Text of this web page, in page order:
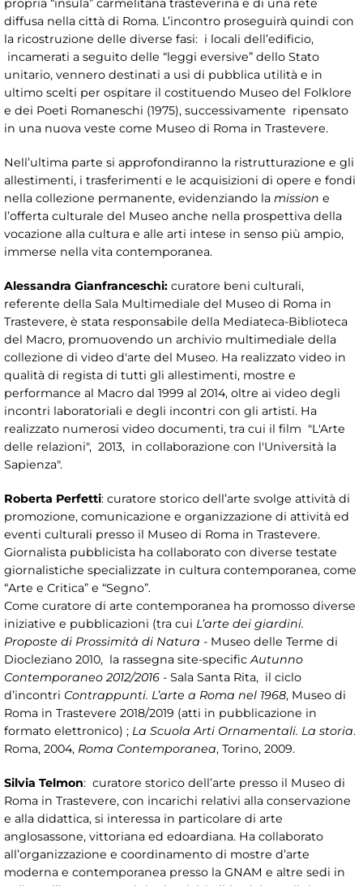
propria “insula” carmelitana trasteverina e di una rete
diffusa nella città di Roma. L’incontro proseguirà quindi con
la ricostruzione delle diverse fasi: i locali dell’edificio,
incamerati a seguito delle “leggi eversive” dello Stato
unitario, vennero destinati a usi di pubblica utilità e in
ultimo scelti per ospitare il costituendo Museo del Folklore
e dei Poeti Romaneschi (1975), successivamente ripensato
in una nuova veste come Museo di Roma in Trastevere.
Nell’ultima parte si approfondiranno la ristrutturazione e gli
allestimenti, i trasferimenti e le acquisizioni di opere e fondi
nella collezione permanente, evidenziando la mission e
l’offerta culturale del Museo anche nella prospettiva della
vocazione alla cultura e alle arti intese in senso più ampio,
immerse nella vita contemporanea.
Alessandra Gianfranceschi: curatore beni culturali,
referente della Sala Multimediale del Museo di Roma in
Trastevere, è stata responsabile della Mediateca-Biblioteca
del Macro, promuovendo un archivio multimediale della
collezione di video d'arte del Museo. Ha realizzato video in
qualità di regista di tutti gli allestimenti, mostre e
performance al Macro dal 1999 al 2014, oltre ai video degli
incontri laboratoriali e degli incontri con gli artisti. Ha
realizzato numerosi video documenti, tra cui il film "L'Arte
delle relazioni", 2013, in collaborazione con l'Università la
Sapienza".
Roberta Perfetti: curatore storico dell’arte svolge attività di
promozione, comunicazione e organizzazione di attività ed
eventi culturali presso il Museo di Roma in Trastevere.
Giornalista pubblicista ha collaborato con diverse testate
giornalistiche specializzate in cultura contemporanea, come
“Arte e Critica” e “Segno”.
Come curatore di arte contemporanea ha promosso diverse
iniziative e pubblicazioni (tra cui L’arte dei giardini.
Proposte di Prossimità di Natura - Museo delle Terme di
Diocleziano 2010, la rassegna site-specificAutunno
Contemporaneo 2012/2016 - Sala Santa Rita, il ciclo
d’incontri Contrappunti. L’arte a Roma nel 1968, Museo di
Roma in Trastevere 2018/2019 (atti in pubblicazione in
formato elettronico) ; La Scuola Arti Ornamentali. La storia.
Roma, 2004, Roma Contemporanea, Torino, 2009.
Silvia Telmon: curatore storico dell’arte presso il Museo di
Roma in Trastevere, con incarichi relativi alla conservazione
e alla didattica, si interessa in particolare di arte
anglosassone, vittoriana ed edoardiana. Ha collaborato
all’organizzazione e coordinamento di mostre d’arte
moderna e contemporanea presso la GNAM e altre sedi in